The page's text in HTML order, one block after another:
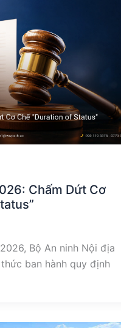
Chấm Dứt Cơ
Bộ An ninh Nội địa
ban hành quy định